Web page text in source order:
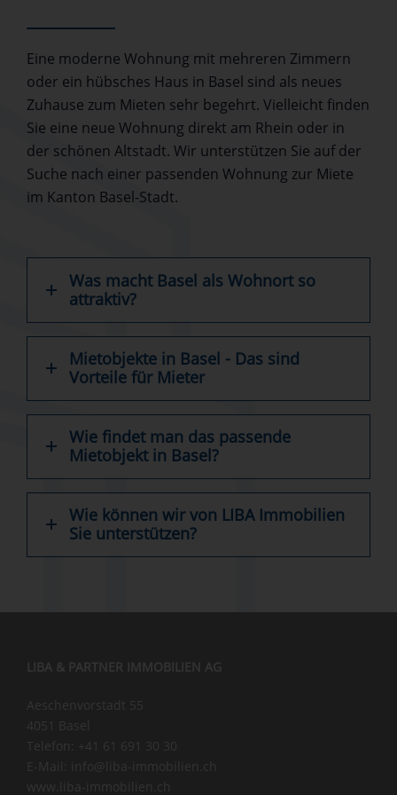
Eine moderne Wohnung mit mehreren Zimmern
oder ein hübsches Haus in Basel sind als neues
Zuhause zum Mieten sehr begehrt. Vielleicht finden
Sie eine neue Wohnung direkt am Rhein oder in
der schönen Altstadt. Wir unterstützen Sie auf der
Suche nach einer passenden Wohnung zur Miete
im Kanton Basel-Stadt.
Was macht Basel als Wohnort so
attraktiv?
Mietobjekte in Basel - Das sind
Vorteile für Mieter
Wie findet man das passende
Mietobjekt in Basel?
Wie können wir von LIBA Immobilien
Sie unterstützen?
LIBA & PARTNER IMMOBILIEN AG
Aeschenvorstadt 55
4051 Basel
Telefon:
+41 61 691 30 30
E-Mail:
info@liba-immobilien.ch
www.liba-immobilien.ch